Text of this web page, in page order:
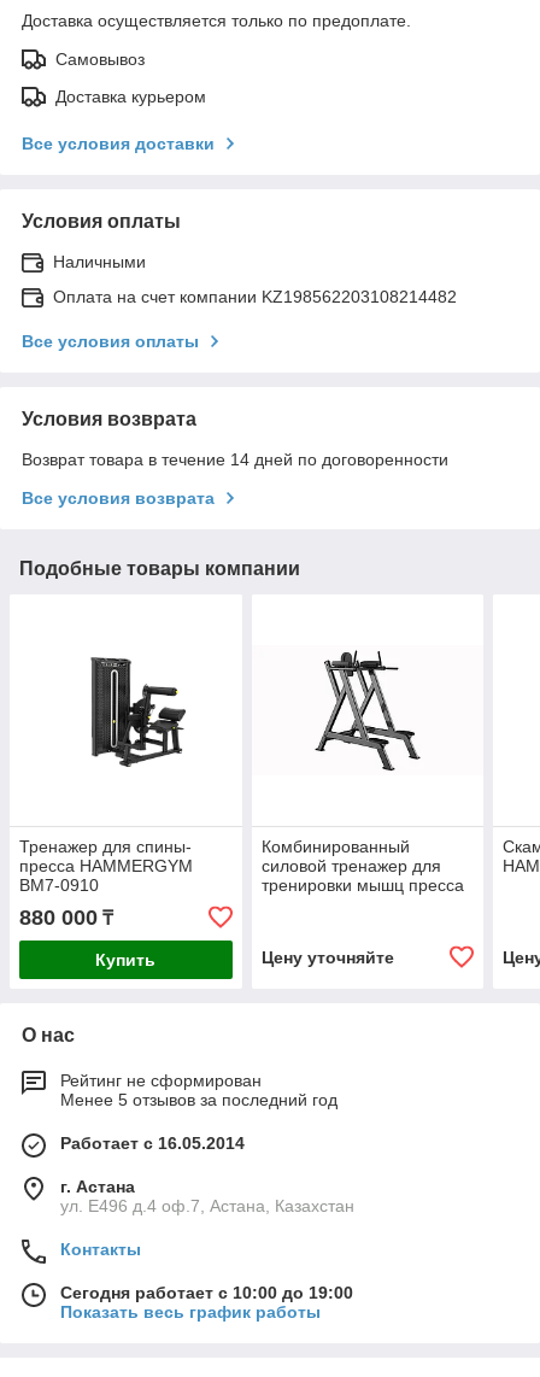
Доставка осуществляется только по предоплате.
Самовывоз
Доставка курьером
Все условия доставки
Условия оплаты
Наличными
Оплата на счет компании KZ198562203108214482
Все условия оплаты
Условия возврата
Возврат товара в течение 14 дней по договоренности
Все условия возврата
Подобные товары компании
Тренажер для спины-
пресса HAMMERGYM
BM7-0910
880 000 ₸
Купить
Комбинированный
силовой тренажер для
тренировки мышц пресса
Цену уточняйте
О нас
Рейтинг не сформирован
Менее 5 отзывов за последний год
Работает с 16.05.2014
г. Астана
ул. Е496 д.4 оф.7, Астана, Казахстан
Контакты
Сегодня работает с 10:00 до 19:00
Показать весь график работы